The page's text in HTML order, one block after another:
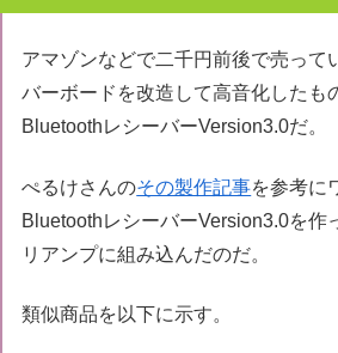
アマゾンなどで二千円前後で売って
バーボードを改造して高音化したも
BluetoothレシーバーVersion3.0だ。
ぺるけさんのその製作記事を参考に
BluetoothレシーバーVersion3.0を作
リアンプに組み込んだのだ。
類似商品を以下に示す。